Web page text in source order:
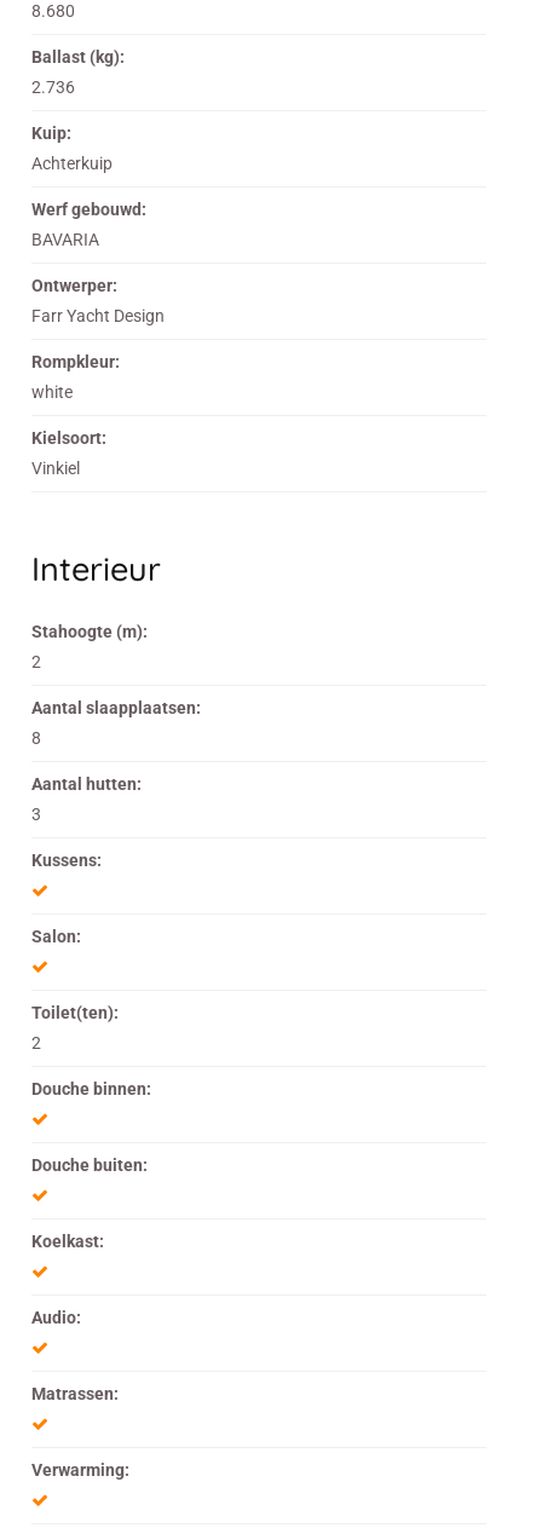
8.680
Ballast (kg):
2.736
Kuip:
Achterkuip
Werf gebouwd:
BAVARIA
Ontwerper:
Farr Yacht Design
Rompkleur:
white
Kielsoort:
Vinkiel
Interieur
Stahoogte (m):
2
Aantal slaapplaatsen:
8
Aantal hutten:
3
Kussens:
Salon:
Toilet(ten):
2
Douche binnen:
Douche buiten:
Koelkast:
Audio:
Matrassen:
Verwarming: